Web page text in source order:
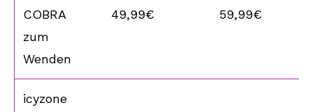
COBRA
zum
Wenden
49,99€ 59,99€
icyzone